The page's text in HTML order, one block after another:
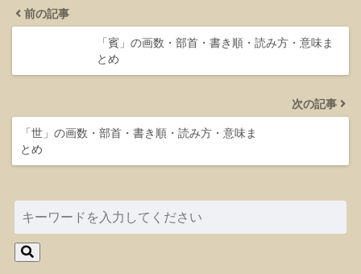
前の記事
「賓」の画数・部首・書き順・読み方・意味ま
とめ
次の記事
「世」の画数・部首・書き順・読み方・意味ま
とめ